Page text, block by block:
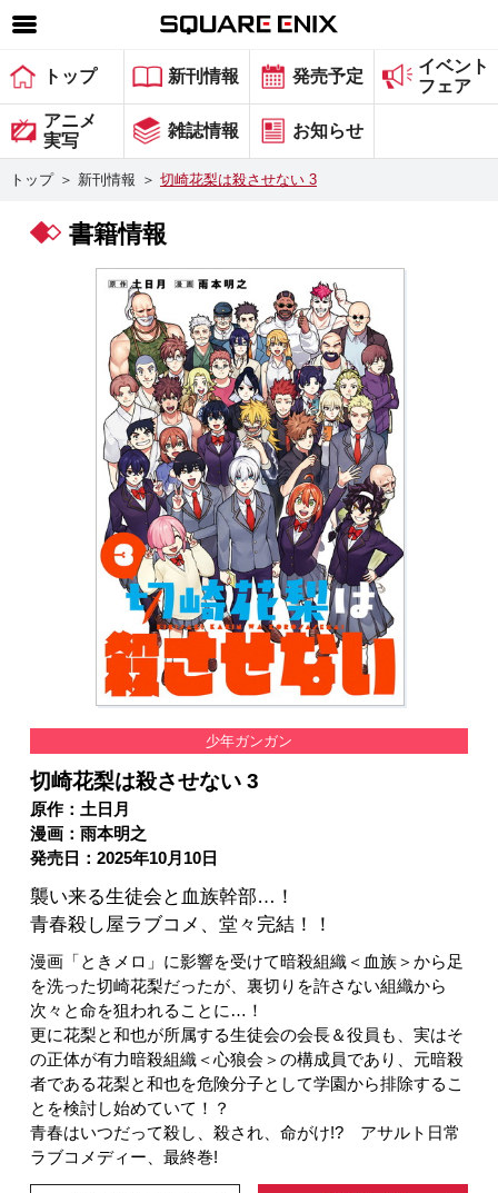
SQUARE ENIX 公式サイトメニュー
ゲーム
マガジン＆ブックス
グッズ
会社情報 採用情報
スクウェア・エニックス サイト内検索
トップ 新刊情報 発売予定
イベント
フェア
アニメ
実写
雑誌情報 お知らせ
トップ ＞ 新刊情報 ＞ 切崎花梨は殺させない 3
書籍情報
少年ガンガン
切崎花梨は殺させない 3
原作：土日月
漫画：雨本明之
発売日：2025年10月10日
襲い来る生徒会と血族幹部…！
青春殺し屋ラブコメ、堂々完結！！
漫画「ときメロ」に影響を受けて暗殺組織＜血族＞から足
を洗った切崎花梨だったが、裏切りを許さない組織から
次々と命を狙われることに…！
更に花梨と和也が所属する生徒会の会長＆役員も、実はそ
の正体が有力暗殺組織＜心狼会＞の構成員であり、元暗殺
者である花梨と和也を危険分子として学園から排除するこ
とを検討し始めていて！？
青春はいつだって殺し、殺され、命がけ!? アサルト日常
ラブコメディー、最終巻!